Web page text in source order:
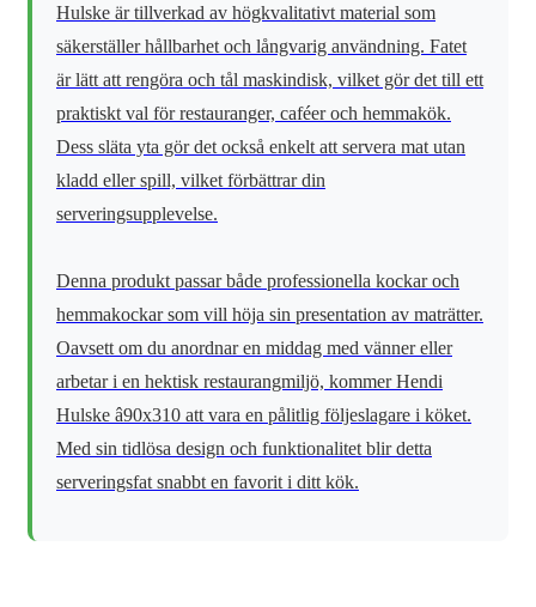
Hulske är tillverkad av högkvalitativt material som
säkerställer hållbarhet och långvarig användning. Fatet
är lätt att rengöra och tål maskindisk, vilket gör det till ett
praktiskt val för restauranger, caféer och hemmakök.
Dess släta yta gör det också enkelt att servera mat utan
kladd eller spill, vilket förbättrar din
serveringsupplevelse.
Denna produkt passar både professionella kockar och
hemmakockar som vill höja sin presentation av maträtter.
Oavsett om du anordnar en middag med vänner eller
arbetar i en hektisk restaurangmiljö, kommer Hendi
Hulske â90x310 att vara en pålitlig följeslagare i köket.
Med sin tidlösa design och funktionalitet blir detta
serveringsfat snabbt en favorit i ditt kök.